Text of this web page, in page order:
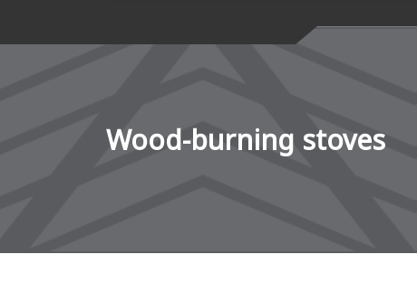
Wood-burning stoves